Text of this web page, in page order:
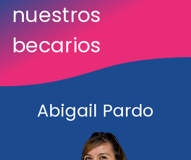
nuestros
becarios
Abigail Pardo